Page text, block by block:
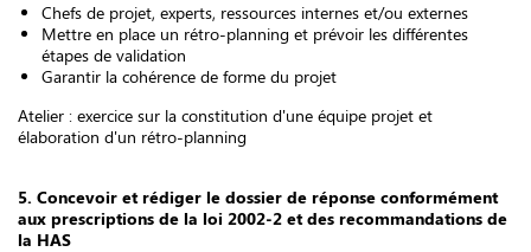
Chefs de projet, experts, ressources internes et/ou externes
Mettre en place un rétro-planning et prévoir les différentes
étapes de validation
Garantir la cohérence de forme du projet
Atelier : exercice sur la constitution d'une équipe projet et
élaboration d'un rétro-planning
5. Concevoir et rédiger le dossier de réponse conformément
aux prescriptions de la loi 2002-2 et des recommandations de
la HAS